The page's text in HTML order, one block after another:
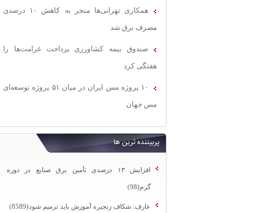
همکاری تهرانی‌ها منجر به کاهش ۱۰ درصدی
مصرف برق شد
صندوق بیمه کشاورزی پرداخت غرامت‌ها را
هفتگی کرد
۱۰ پروژه مس ایران در میان ۵۱ پروژه توسعه‌ای
مس جهان
پربیننده ترین ها
افزایش ۱۳ درصدی تأمین برق صنایع در دوره
گرم(98)
عارف: شکاف زنجیره آموزش باید ترمیم شود(8589)